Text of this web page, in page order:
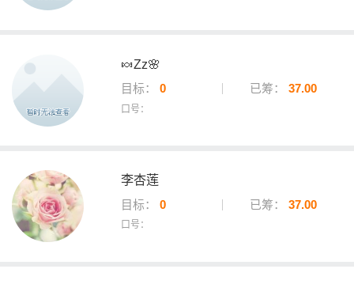
🍬Zz🌸
目标： 0 已筹： 37.00
口号：
李杏莲
目标： 0 已筹： 37.00
口号：